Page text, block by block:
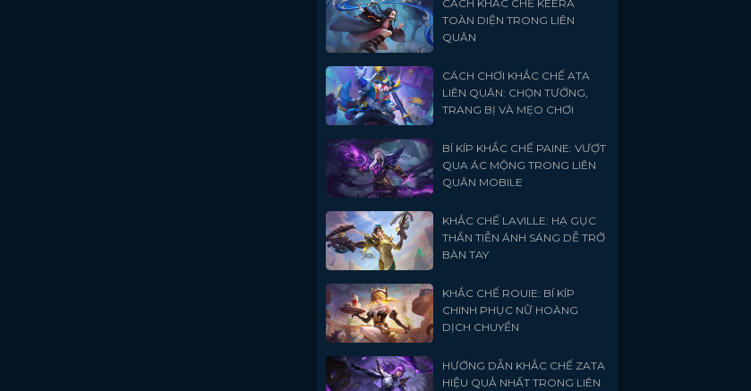
CÁCH KHẮC CHẾ KEERA
TOÀN DIỆN TRONG LIÊN
QUÂN
CÁCH CHƠI KHẮC CHẾ ATA
LIÊN QUÂN: CHỌN TƯỚNG,
TRANG BỊ VÀ MẸO CHƠI
BÍ KÍP KHẮC CHẾ PAINE: VƯỢT
QUA ÁC MỘNG TRONG LIÊN
QUÂN MOBILE
KHẮC CHẾ LAVILLE: HẠ GỤC
THẦN TIỄN ÁNH SÁNG DỄ TRỞ
BÀN TAY
KHẮC CHẾ ROUIE: BÍ KÍP
CHINH PHỤC NỮ HOÀNG
DỊCH CHUYỂN
HƯỚNG DẪN KHẮC CHẾ ZATA
HIỆU QUẢ NHẤT TRONG LIÊN